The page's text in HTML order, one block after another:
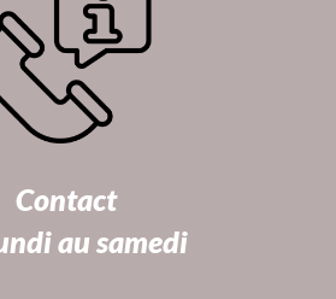
Contact
au samedi